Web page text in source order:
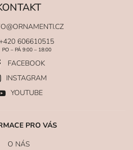
@ORNAMENTI.CZ
+420 606610515
PO – PÁ 9:00 – 18:00
FACEBOOK
INSTAGRAM
YOUTUBE
PRO VÁS
O NÁS